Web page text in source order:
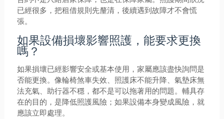
已經很多，把租借規則先釐清，後續遇到故障才不會慌
張。
如果設備損壞影響照護，能要求更換
嗎？
如果損壞已經影響安全或基本使用，家屬應該盡快詢問是
否能更換。像輪椅煞車失效、照護床不能升降、氣墊床無
法充氣、助行器不穩，都不是可以拖著用的問題。輔具存
在的目的，是降低照護風險；如果設備本身變成風險，就
應該立即處理。